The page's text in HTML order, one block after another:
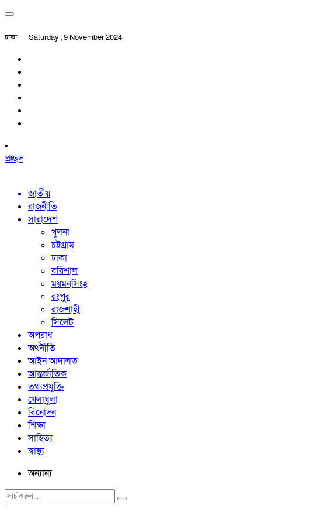
ঢাকা Saturday , 9 November 2024
প্রচ্ছদ
জাতীয়
রাজনীতি
সারাদেশ
খুলনা
চট্টগ্রাম
ঢাকা
বরিশাল
ময়মনসিংহ
রংপুর
রাজশাহী
সিলেট
অপরাধ
অর্থনীতি
আইন আদালত
আন্তর্জাতিক
তথ্যপ্রযুক্তি
খেলাধুলা
বিনোদন
শিক্ষা
সাহিত্য
স্বাস্থ্য
অন্যান্য